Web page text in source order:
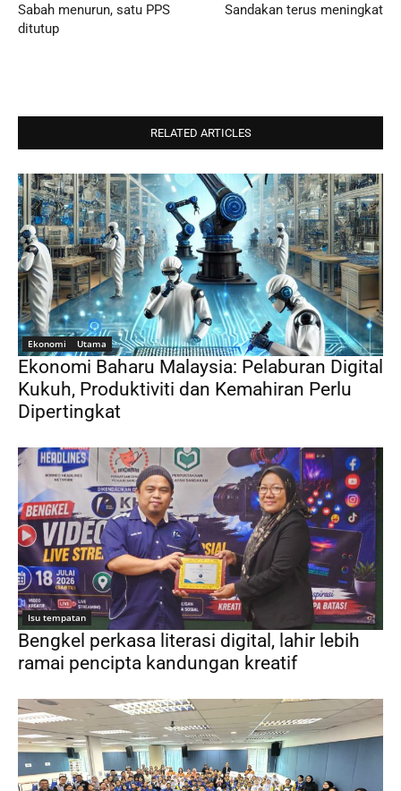
Sabah menurun, satu PPS
ditutup
Sandakan terus meningkat
RELATED ARTICLES
Ekonomi Utama
Ekonomi Baharu Malaysia: Pelaburan Digital
Kukuh, Produktiviti dan Kemahiran Perlu
Dipertingkat
Isu tempatan
Bengkel perkasa literasi digital, lahir lebih
ramai pencipta kandungan kreatif